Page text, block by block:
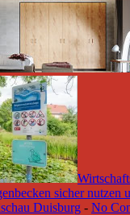
sicher nutzen
Duisburg - No